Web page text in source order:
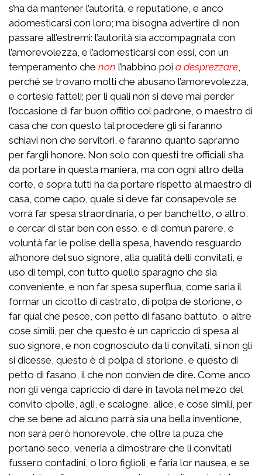
s’ha da mantener l’autorità, e reputatione, e anco
adomesticarsi con loro; ma bisogna advertire di non
passare all’estremi: l’autorità sia accompagnata con
l’amorevolezza, e l’adomesticarsi con essi, con un
temperamento che non l’habbino poi a desprezzare
perché se trovano molti che abusano l’amorevolezza,
e cortesie fatteli; per li quali non si deve mai perder
l’occasione di far buon offitio col padrone, o maestro di
casa che con questo tal procedere gli si faranno
schiavi non che servitori, e faranno quanto sapranno
per fargli honore. Non solo con questi tre officiali s’ha
da portare in questa maniera, ma con ogni altro della
corte, e sopra tutti ha da portare rispetto al maestro di
casa, come capo, quale si deve far consapevole se
vorrà far spesa straordinaria, o per banchetto, o altro,
e cercar di star ben con esso, e di comun parere, e
voluntà far le polise della spesa, havendo resguardo
al’honore del suo signore, alla qualità delli convitati, e
uso di tempi, con tutto quello sparagno che sia
conveniente, e non far spesa superflua, come saria il
formar un cicotto di castrato, di polpa de storione, o
far qual che pesce, con petto di fasano battuto, o altre
cose simili, per che questo è un capriccio di spesa al
suo signore, e non cognosciuto da li convitati, si non gli
si dicesse, questo è di polpa di storione, e questo di
petto di fasano, il che non convien de dire. Come anco
non gli venga capriccio di dare in tavola nel mezo del
convito cipolle, agli, e scalogne, alice, e cose simili, per
che se bene ad alcuno parrà sia una bella inventione,
non sarà però honorevole, che oltre la puza che
portano seco, veneria a dimostrare che li convitati
fussero contadini, o loro figlioli, e faria lor nausea, e se